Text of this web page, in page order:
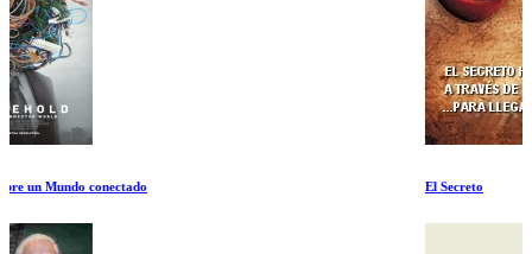
El Secreto